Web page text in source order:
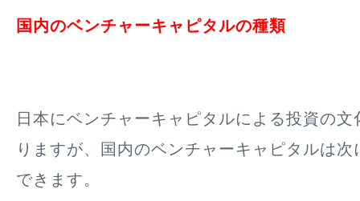
国内のベンチャーキャピタルの種類
日本にベンチャーキャピタルによる投資の
りますが、国内のベンチャーキャピタルは
できます。